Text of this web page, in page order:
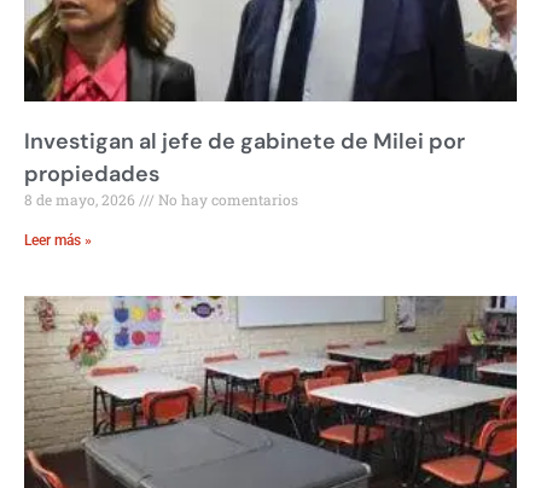
Investigan al jefe de gabinete de Milei por
propiedades
8 de mayo, 2026 No hay comentarios
Leer más »